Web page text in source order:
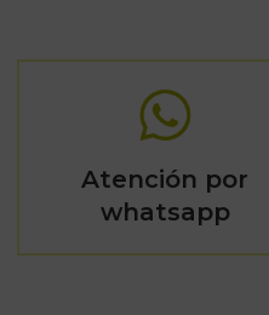
Atención por
whatsapp